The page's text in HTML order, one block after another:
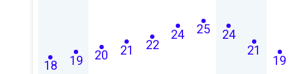
18 19 20 21 22
24 25 24
21
19